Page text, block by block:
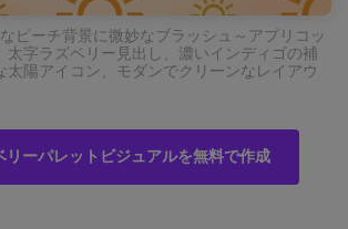
ピーチ背景に微妙なブラッシュ～アプリコッ
太字ラズベリー見出し、濃いインディゴの補
太陽アイコン、モダンでクリーンなレイアウ
リーパレットビジュアルを無料で作成